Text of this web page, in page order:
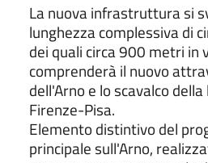
La nuova infrastruttura si
lunghezza complessiva di
dei quali circa 900 metri in
comprenderà il nuovo
dell'Arno e lo scavalco
Firenze-Pisa.
Elemento distintivo del
principale sull'Arno,